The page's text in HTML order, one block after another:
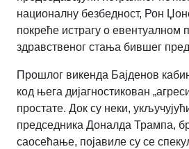
националну безбедност, Рон
покреће истрагу о евентуалном
здравственог стања бившег
Прошлог викенда Бајденов
код њега дијагностикован
простате. Док су неки,
председника Доналда Трампа,
саосећање, појавиле су се